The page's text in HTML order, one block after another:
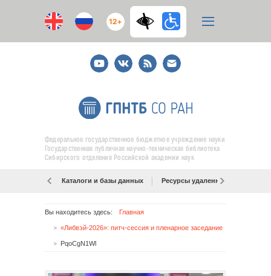
12+
YoutubeВКонтакте
RSS
E-
mail
подписка
Федеральное государственное бюджетное учреждение науки
Государственная публичная научно-техническая библиотека
Сибирского отделения Российской академии наук
Каталоги и базы данных Ресурсы удаленного доступа
Вы находитесь здесь: Главная
«Либвэй-2026»: питч-сессия и пленарное заседание
PqoCgN1Wl